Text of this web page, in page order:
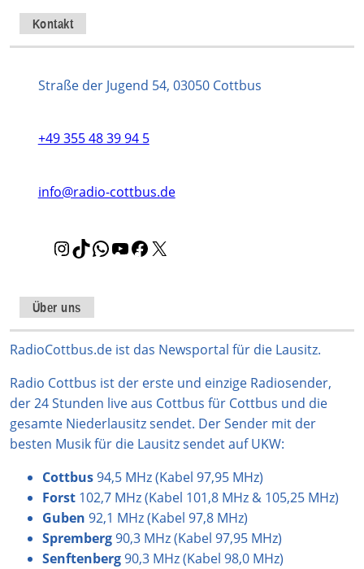
Kontakt
Straße der Jugend 54, 03050 Cottbus
+49 355 48 39 94 5
info@radio-cottbus.de
I
t
a
g
a
m
T
o
k
W
s
A
p
Y
u
b
F
b
o
k
Über uns
RadioCottbus.de ist das Newsportal für die Lausitz.
Radio Cottbus ist der erste und einzige Radiosender,
der 24 Stunden live aus Cottbus für Cottbus und die
gesamte Niederlausitz sendet. Der Sender mit der
besten Musik für die Lausitz sendet auf UKW:
Cottbus94,5 MHz (Kabel 97,95 MHz)
Forst 102,7 MHz (Kabel 101,8 MHz & 105,25 MHz)
Guben 92,1 MHz (Kabel 97,8 MHz)
Spremberg90,3 MHz (Kabel 97,95 MHz)
Senftenberg90,3 MHz (Kabel 98,0 MHz)